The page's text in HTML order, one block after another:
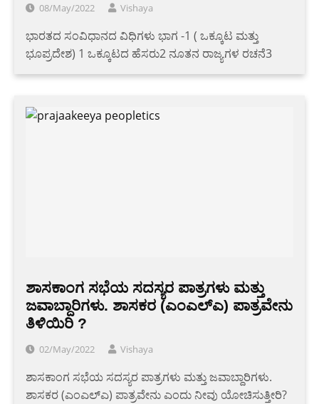
08/May/2022 Vishaya
ಭಾರತದ ಸಂವಿಧಾನದ ವಿಧಿಗಳು ಭಾಗ -1 ( ಒಕ್ಕೂಟ ಮತ್ತು
ಭೂಪ್ರದೇಶ) 1 ಒಕ್ಕೂಟದ ಹೆಸರು2 ನೂತನ ರಾಜ್ಯಗಳ ರಚನೆ3
ಶಾಸಕಾಂಗ ಸಭೆಯ ಸದಸ್ಯರ ಪಾತ್ರಗಳು ಮತ್ತು
ಜವಾಬ್ದಾರಿಗಳು. ಶಾಸಕರ (ಎಂಎಲ್‌ಎ) ಪಾತ್ರವೇನು
ತಿಳಿಯಿರಿ ?
02/May/2022 Vishaya
ಶಾಸಕಾಂಗ ಸಭೆಯ ಸದಸ್ಯರ ಪಾತ್ರಗಳು ಮತ್ತು ಜವಾಬ್ದಾರಿಗಳು.
ಶಾಸಕರ (ಎಂಎಲ್‌ಎ) ಪಾತ್ರವೇನು ಎಂದು ನೀವು ಯೋಚಿಸುತ್ತೀರಿ?